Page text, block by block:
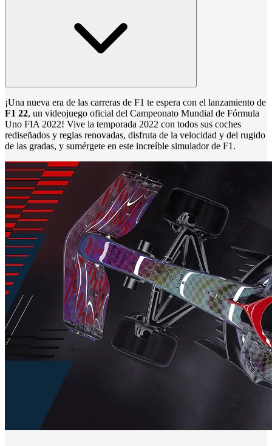
¡Una nueva era de las carreras de F1 te espera con el lanzamiento de
F1 22, un videojuego oficial del Campeonato Mundial de Fórmula
Uno FIA 2022! Vive la temporada 2022 con todos sus coches
rediseñados y reglas renovadas, disfruta de la velocidad y del rugido
de las gradas, y sumérgete en este increíble simulador de F1.